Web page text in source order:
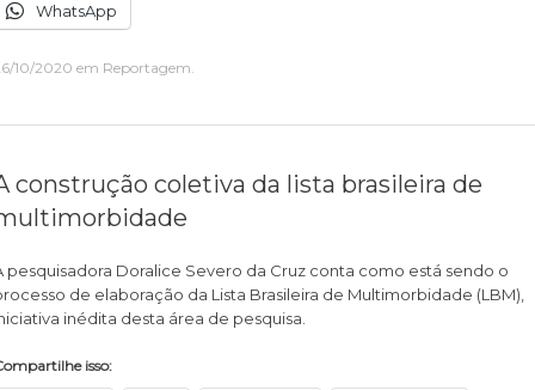
WhatsApp
10/2020 em Reportagem.
construção coletiva da lista brasileira de
pesquisadora Doralice Severo da Cruz conta como está sendo o
de elaboração da Lista Brasileira de Multimorbidade (LBM),
inédita desta área de pesquisa.
isso: